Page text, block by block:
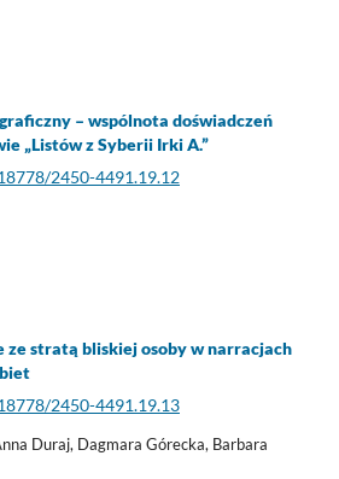
– wspólnota doświadczeń
„Listów z Syberii Irki A.”
2450-4491.19.12
ze stratą bliskiej osoby w narracjach
2450-4491.19.13
Duraj, Dagmara Górecka, Barbara